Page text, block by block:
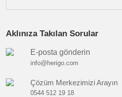
Aklınıza Takılan Sorular
E-posta gönderin
info@herigo.com
Çözüm Merkezimizi Arayın
0544 512 19 18